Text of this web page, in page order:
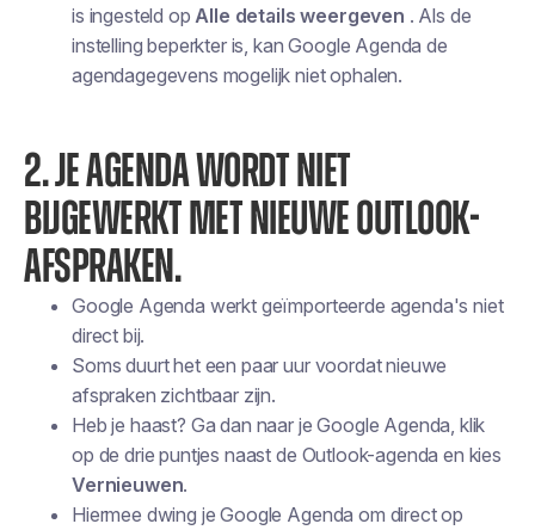
is ingesteld opAlle details weergeven . Als de
instelling beperkter is, kan Google Agenda de
agendagegevens mogelijk niet ophalen.
2. JE AGENDA WORDT NIET
BIJGEWERKT MET NIEUWE OUTLOOK-
AFSPRAKEN.
Google Agenda werkt geïmporteerde agenda's niet
direct bij.
Soms duurt het een paar uur voordat nieuwe
afspraken zichtbaar zijn.
Heb je haast? Ga dan naar je Google Agenda, klik
op de drie puntjes naast de Outlook-agenda en kies
Vernieuwen.
Hiermee dwing je Google Agenda om direct op